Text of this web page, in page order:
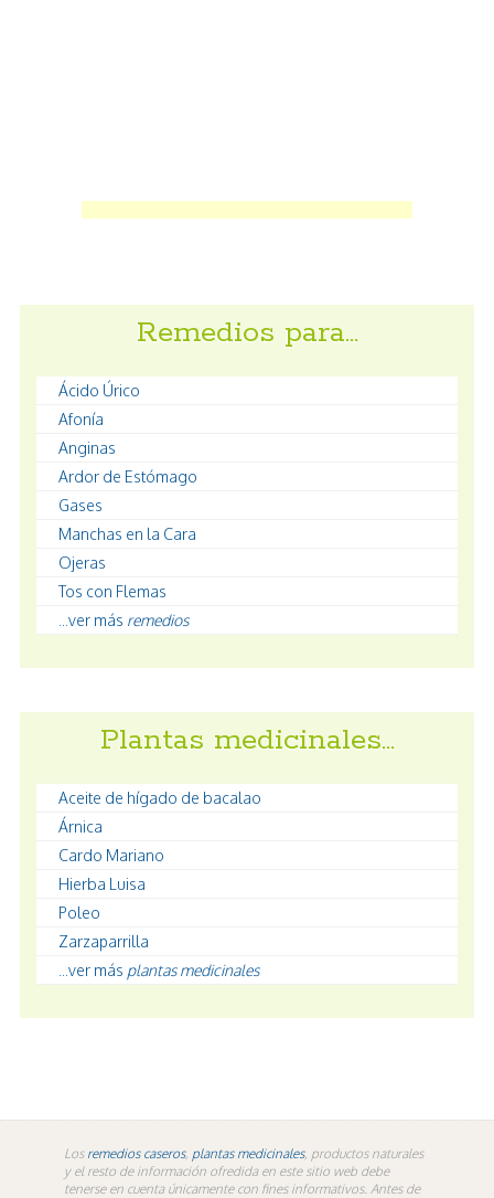
Remedios para…
Ácido Úrico
Afonía
Anginas
Ardor de Estómago
Gases
Manchas en la Cara
Ojeras
Tos con Flemas
...ver más remedios
Plantas medicinales…
Aceite de hígado de bacalao
Árnica
Cardo Mariano
Hierba Luisa
Poleo
Zarzaparrilla
...ver más plantas medicinales
Los remedios caseros, plantas medicinales, productos naturales
y el resto de información ofredida en este sitio web debe
tenerse en cuenta únicamente con fines informativos. Antes de